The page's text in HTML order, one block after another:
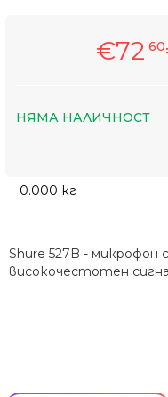
€72 60
НЯМА НАЛИЧНОСТ
0.000 кг
Shure 527B -
високочестотен